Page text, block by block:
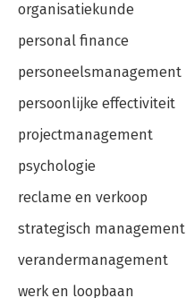
organisatiekunde
personal finance
personeelsmanagement
persoonlijke effectiviteit
projectmanagement
psychologie
reclame en verkoop
strategisch management
verandermanagement
werk en loopbaan